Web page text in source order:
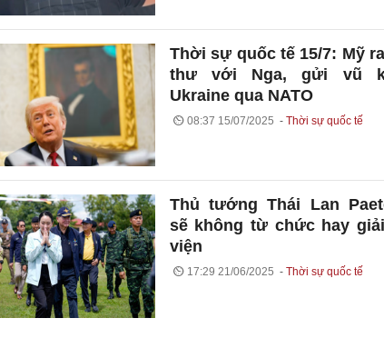
Thời sự quốc tế 15/7: Mỹ
thư với Nga, gửi vũ
Ukraine qua NATO
08:37 15/07/2025 Thời sự quốc tế
Thủ tướng Thái Lan
sẽ không từ chức hay
viện
17:29 21/06/2025 Thời sự quốc tế